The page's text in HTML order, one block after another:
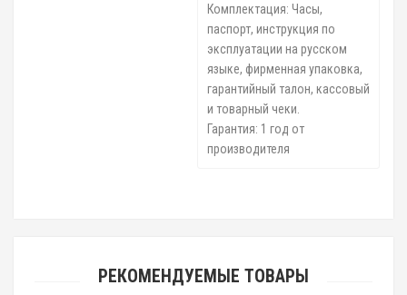
Комплектация: Часы,
паспорт, инструкция по
эксплуатации на русском
языке, фирменная упаковка,
гарантийный талон, кассовый
и товарный чеки.
Гарантия: 1 год от
производителя
РЕКОМЕНДУЕМЫЕ ТОВАРЫ